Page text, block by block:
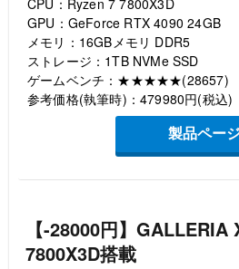
GPU：GeForce RTX 4090 24GB
メモリ：16GBメモリ DDR5
ストレージ：1TB NVMe SSD
ゲームベンチ：★★★★★(28657)
参考価格(執筆時)：479980円(税込)
製品ペー
【-28000円】GALLERIA
7800X3D搭載